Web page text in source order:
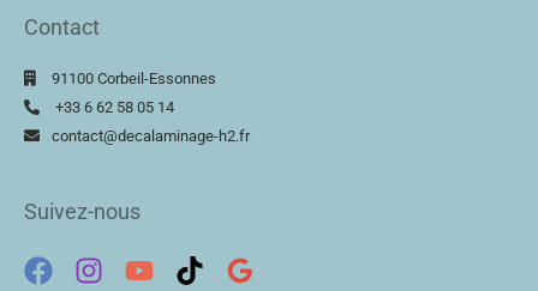
Contact
91100 Corbeil-Essonnes
+33 6 62 58 05 14
contact@decalaminage-h2.fr
Suivez-nous